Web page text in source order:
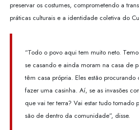
preservar os costumes, comprometendo a
práticas culturais e a identidade coletiva do
“Todo o povo aqui tem muito neto.
se casando e ainda moram na casa de
têm casa própria. Eles estão procurando
fazer uma casinha. Aí, se as invasões
que vai ter terra? Vai estar tudo tomado
são de dentro da comunidade”, disse.